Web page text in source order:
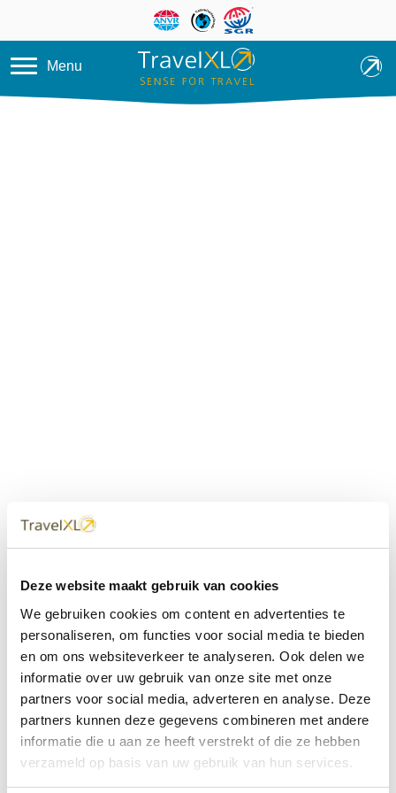
Deze website maakt gebruik van cookies
We gebruiken cookies om content en advertenties te
personaliseren, om functies voor social media te bieden
en om ons websiteverkeer te analyseren. Ook delen we
informatie over uw gebruik van onze site met onze
partners voor social media, adverteren en analyse. Deze
partners kunnen deze gegevens combineren met andere
informatie die u aan ze heeft verstrekt of die ze hebben
verzameld op basis van uw gebruik van hun services.
Overslaan en naar de inhoud
Menu
dichtbij
Met 60+ verkooppunten in Nederland en België staan wij
met onze XL Travelcenters, mobiele reisadviseurs van
TravelXL@Home en deze website altijd voor uw vakantie
klaar.
• Ontzorgen van A-Z • Onafhankelijk advies • Maatwerk •
Bespaar tijd en stress
TravelXLreisbureau's